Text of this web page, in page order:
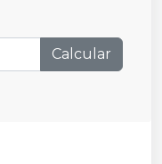
Calcular